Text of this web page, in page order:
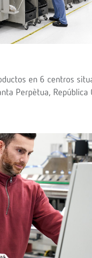
en 6 centros
Perpètua, República